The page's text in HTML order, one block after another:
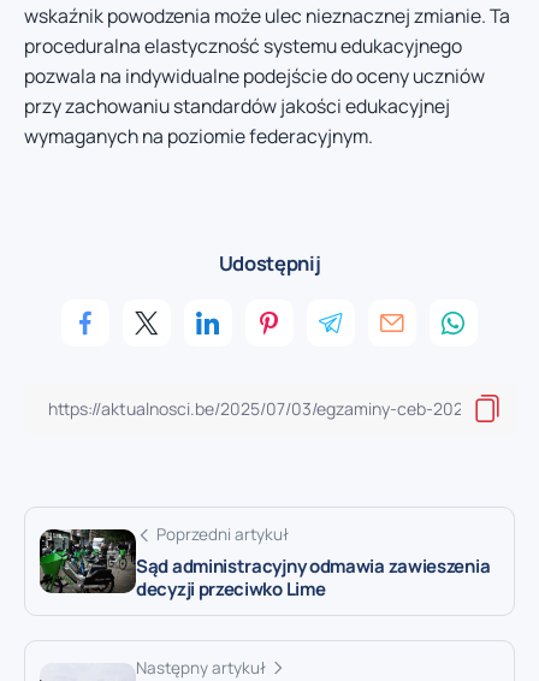
wskaźnik powodzenia może ulec nieznacznej zmianie. Ta
proceduralna elastyczność systemu edukacyjnego
pozwala na indywidualne podejście do oceny uczniów
przy zachowaniu standardów jakości edukacyjnej
wymaganych na poziomie federacyjnym.
Udostępnij
Poprzedni artykuł
Sąd administracyjny odmawia zawieszenia
decyzji przeciwko Lime
Następny artykuł